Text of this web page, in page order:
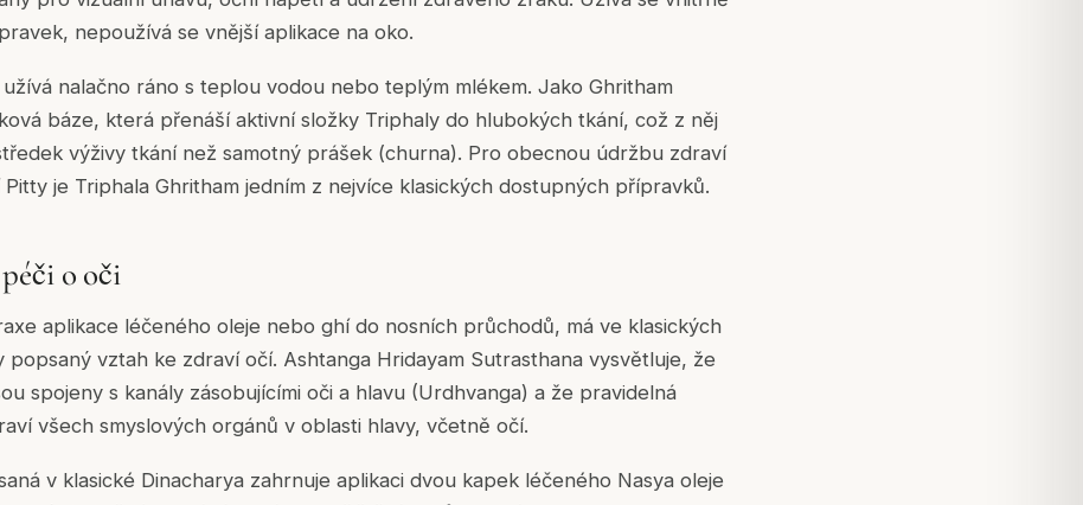
nepoužívá se vnější aplikace na oko.
užívá nalačno ráno s teplou vodou nebo teplým mlékem. Jako Ghritham
báze, která přenáší aktivní složky Triphaly do hlubokých tkání, což z něj
výživy tkání než samotný prášek (churna). Pro obecnou údržbu zdraví
je Triphala Ghritham jedním z nejvíce klasických dostupných přípravků.
o oči
aplikace léčeného oleje nebo ghí do nosních průchodů, má ve klasických
vztah ke zdraví očí. Ashtanga Hridayam Sutrasthana vysvětluje, že
spojeny s kanály zásobujícími oči a hlavu (Urdhvanga) a že pravidelná
všech smyslových orgánů v oblasti hlavy, včetně očí.
v klasické Dinacharya zahrnuje aplikaci dvou kapek léčeného Nasya oleje